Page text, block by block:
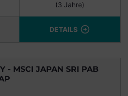
(3 Jahre)
DETAILS
- MSCI JAPAN SRI PAB